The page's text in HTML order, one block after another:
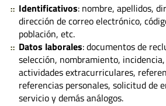
Identificativos: nombre, apellidos,
dirección de correo electrónico,
población, etc.
Datos laborales: documentos de
selección, nombramiento,
actividades extracurriculares,
referencias personales, solicitud de
servicio y demás análogos.